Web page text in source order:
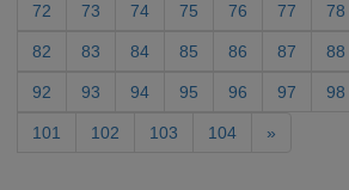
72 73 74 75 76 77 78
82 83 84 85 86 87 88
92 93 94 95 96 97 98
101 102 103 104 »